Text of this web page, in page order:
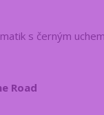
s černým
Road